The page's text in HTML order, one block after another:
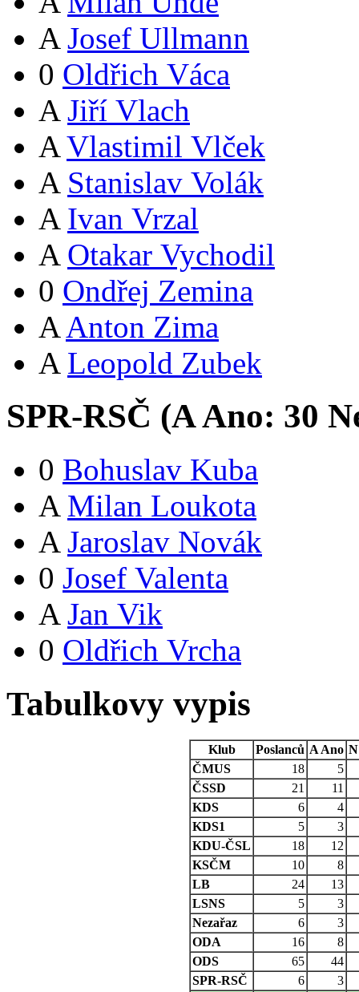
A Josef Ullmann
0 Oldřich Váca
A Jiří Vlach
A Vlastimil Vlček
A Stanislav Volák
A Ivan Vrzal
A Otakar Vychodil
0 Ondřej Zemina
A Anton Zima
A Leopold Zubek
SPR-RSČ (AAno: 30
0 Bohuslav Kuba
A Milan Loukota
A Jaroslav Novák
0 Josef Valenta
A Jan Vik
0 Oldřich Vrcha
Tabulkovy vypis
Klub Poslanců A Ano N
ČMUS
18
5
ČSSD
21
11
KDS
6
4
KDS1
5
3
KDU-ČSL
18
12
KSČM
10
8
LB
24
13
LSNS
5
3
Nezařaz
6
3
ODA
16
8
ODS
65
44
SPR-RSČ
6
3